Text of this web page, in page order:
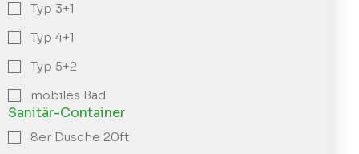
Typ 3+1
Typ 4+1
Typ 5+2
mobiles Bad
Sanitär-Container
8er Dusche 20ft